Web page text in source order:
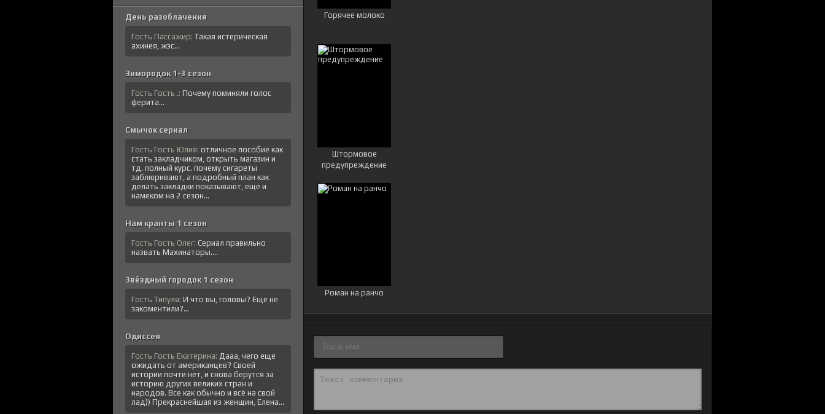
Горячее молоко
Штормовое
предупреждение
Роман на ранчо
День разоблачения
Гость Пассажир: Такая истерическая
ахинея, жэс...
Зимородок 1-3 сезон
Гость Гость .: Почему поминяли голос
ферита...
Смычок сериал
Гость Гость Юлия: отличное пособие как
стать закладчиком, открыть магазин и
тд. полный курс. почему сигареты
заблюривают, а подробный план как
делать закладки показывают, еще и
намеком на 2 сезон...
Нам кранты 1 сезон
Гость Гость Олег: Сериал правильно
назвать Махинаторы....
Звёздный городок 1 сезон
Гость Типуля: И что вы, головы? Еще не
закоментили?...
Одиссея
Гость Гость Екатерина: Дааа, чего еще
ожидать от американцев? Своей
истории почти нет, и снова берутся за
историю других великих стран и
народов. Все как обычно и всё на свой
лад)) Прекраснейшая из женщин, Елена...